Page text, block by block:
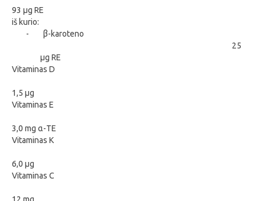
93 μg RE
iš kurio:
-
β-karoteno
25
μg RE
Vitaminas D
1,5 μg
Vitaminas E
3,0 mg α-TE
Vitaminas K
6,0 μg
Vitaminas C
12 mg